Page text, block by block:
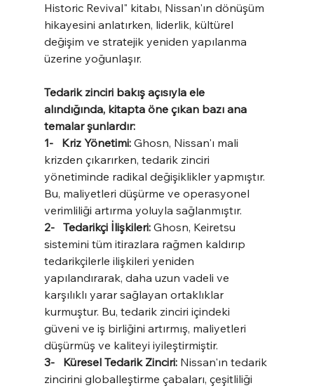
Historic Revival" kitabı, Nissan'ın dönüşüm
hikayesini anlatırken, liderlik, kültürel
değişim ve stratejik yeniden yapılanma
üzerine yoğunlaşır.
Tedarik zinciri bakış açısıyla ele
alındığında, kitapta öne çıkan bazı ana
temalar şunlardır:
1-   Kriz Yönetimi: Ghosn, Nissan'ı mali
krizden çıkarırken, tedarik zinciri
yönetiminde radikal değişiklikler yapmıştır.
Bu, maliyetleri düşürme ve operasyonel
verimliliği artırma yoluyla sağlanmıştır.
2-   Tedarikçi İlişkileri: Ghosn, Keiretsu
sistemini tüm itirazlara rağmen kaldırıp
tedarikçilerle ilişkileri yeniden
yapılandırarak, daha uzun vadeli ve
karşılıklı yarar sağlayan ortaklıklar
kurmuştur. Bu, tedarik zinciri içindeki
güveni ve iş birliğini artırmış, maliyetleri
düşürmüş ve kaliteyi iyileştirmiştir.
3-   Küresel Tedarik Zinciri: Nissan'ın tedarik
zincirini globalleştirme çabaları, çeşitliliği